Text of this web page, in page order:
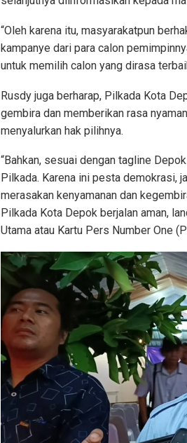
“Oleh karena itu, masyarakatpun
kampanye dari para calon
untuk memilih calon yang dirasa
Rusdy juga berharap, Pilkada Kota
gembira dan memberikan rasa
menyalurkan hak pilihnya.
“Bahkan, sesuai dengan tagline
Pilkada. Karena ini pesta demokrasi,
merasakan kenyamanan dan
Pilkada Kota Depok berjalan aman,
Utama atau Kartu Pers Number One